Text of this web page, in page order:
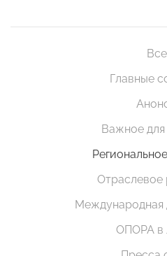
Все
Главные
Важное для
Отраслевое
Международная
ОПОРА в